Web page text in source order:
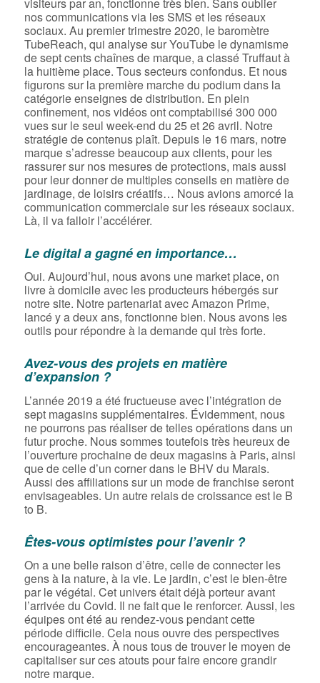
nos communications via les SMS et les réseaux
sociaux. Au premier trimestre 2020, le baromètre
TubeReach, qui analyse sur YouTube le dynamisme
de sept cents chaînes de marque, a classé Truffaut à
la huitième place. Tous secteurs confondus. Et nous
figurons sur la première marche du podium dans la
catégorie enseignes de distribution. En plein
confinement, nos vidéos ont comptabilisé 300 000
vues sur le seul week-end du 25 et 26 avril. Notre
stratégie de contenus plaît. Depuis le 16 mars, notre
marque s’adresse beaucoup aux clients, pour les
rassurer sur nos mesures de protections, mais aussi
pour leur donner de multiples conseils en matière de
jardinage, de loisirs créatifs… Nous avions amorcé la
communication commerciale sur les réseaux sociaux.
Là, il va falloir l’accélérer.
Le digital a gagné en importance…
Oui. Aujourd’hui, nous avons une market place, on
livre à domicile avec les producteurs hébergés sur
notre site. Notre partenariat avec Amazon Prime,
lancé y a deux ans, fonctionne bien. Nous avons les
outils pour répondre à la demande qui très forte.
Avez-vous des projets en matière
d’expansion ?
L’année 2019 a été fructueuse avec l’intégration de
sept magasins supplémentaires. Évidemment, nous
ne pourrons pas réaliser de telles opérations dans un
futur proche. Nous sommes toutefois très heureux de
l’ouverture prochaine de deux magasins à Paris, ainsi
que de celle d’un corner dans le BHV du Marais.
Aussi des affiliations sur un mode de franchise seront
envisageables. Un autre relais de croissance est le B
to B.
Êtes-vous optimistes pour l’avenir ?
On a une belle raison d’être, celle de connecter les
gens à la nature, à la vie. Le jardin, c’est le bien-être
par le végétal. Cet univers était déjà porteur avant
l’arrivée du Covid. Il ne fait que le renforcer. Aussi, les
équipes ont été au rendez-vous pendant cette
période difficile. Cela nous ouvre des perspectives
encourageantes. À nous tous de trouver le moyen de
capitaliser sur ces atouts pour faire encore grandir
notre marque.